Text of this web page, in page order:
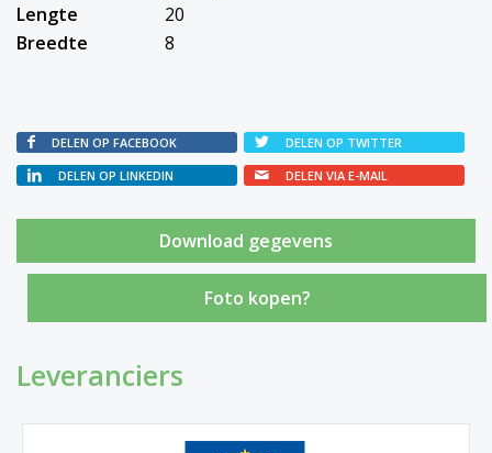
Lengte
20
Breedte
8
DELEN OP FACEBOOK
DELEN OP TWITTER
DELEN OP LINKEDIN
DELEN VIA E-MAIL
Foto kopen?
Leveranciers